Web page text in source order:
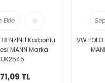
Ekle
BENZİNLİ Karbonlu
MANN Marka
TL
VW